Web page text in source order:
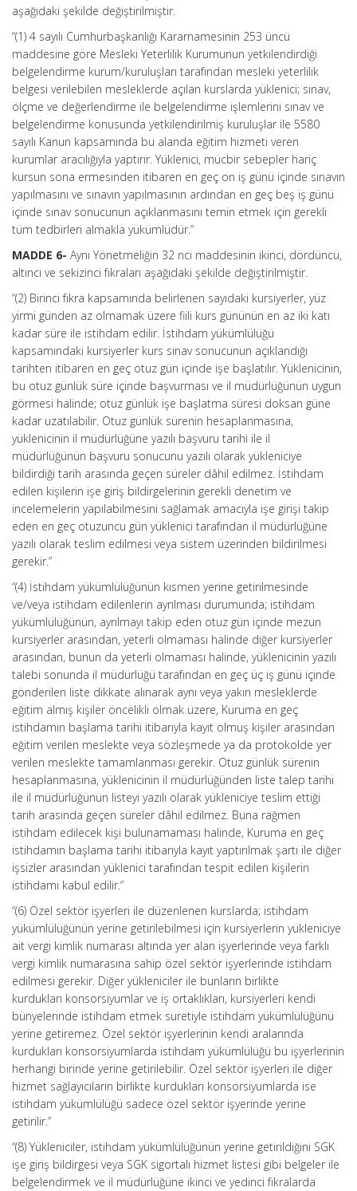
aşağıdaki şekilde değiştirilmiştir.
“(1) 4 sayılı Cumhurbaşkanlığı Kararnamesinin 253 üncü
maddesine göre Mesleki Yeterlilik Kurumunun yetkilendirdiği
belgelendirme kurum/kuruluşları tarafından mesleki yeterlilik
belgesi verilebilen mesleklerde açılan kurslarda yüklenici; sınav,
ölçme ve değerlendirme ile belgelendirme işlemlerini sınav ve
belgelendirme konusunda yetkilendirilmiş kuruluşlar ile 5580
sayılı Kanun kapsamında bu alanda eğitim hizmeti veren
kurumlar aracılığıyla yaptırır. Yüklenici, mücbir sebepler hariç
kursun sona ermesinden itibaren en geç on iş günü içinde sınavın
yapılmasını ve sınavın yapılmasının ardından en geç beş iş günü
içinde sınav sonucunun açıklanmasını temin etmek için gerekli
tüm tedbirleri almakla yükümlüdür.”
MADDE 6- Aynı Yönetmeliğin 32 nci maddesinin ikinci, dördüncü,
altıncı ve sekizinci fıkraları aşağıdaki şekilde değiştirilmiştir.
“(2) Birinci fıkra kapsamında belirlenen sayıdaki kursiyerler, yüz
yirmi günden az olmamak üzere fiili kurs gününün en az iki katı
kadar süre ile istihdam edilir. İstihdam yükümlülüğü
kapsamındaki kursiyerler kurs sınav sonucunun açıklandığı
tarihten itibaren en geç otuz gün içinde işe başlatılır. Yüklenicinin,
bu otuz günlük süre içinde başvurması ve il müdürlüğünün uygun
görmesi halinde; otuz günlük işe başlatma süresi doksan güne
kadar uzatılabilir. Otuz günlük sürenin hesaplanmasına,
yüklenicinin il müdürlüğüne yazılı başvuru tarihi ile il
müdürlüğünün başvuru sonucunu yazılı olarak yükleniciye
bildirdiği tarih arasında geçen süreler dâhil edilmez. İstihdam
edilen kişilerin işe giriş bildirgelerinin gerekli denetim ve
incelemelerin yapılabilmesini sağlamak amacıyla işe girişi takip
eden en geç otuzuncu gün yüklenici tarafından il müdürlüğüne
yazılı olarak teslim edilmesi veya sistem üzerinden bildirilmesi
gerekir.”
“(4) İstihdam yükümlülüğünün kısmen yerine getirilmesinde
ve/veya istihdam edilenlerin ayrılması durumunda; istihdam
yükümlülüğünün, ayrılmayı takip eden otuz gün içinde mezun
kursiyerler arasından, yeterli olmaması halinde diğer kursiyerler
arasından, bunun da yeterli olmaması halinde, yüklenicinin yazılı
talebi sonunda il müdürlüğü tarafından en geç üç iş günü içinde
gönderilen liste dikkate alınarak aynı veya yakın mesleklerde
eğitim almış kişiler öncelikli olmak üzere, Kuruma en geç
istihdamın başlama tarihi itibarıyla kayıt olmuş kişiler arasından
eğitim verilen meslekte veya sözleşmede ya da protokolde yer
verilen meslekte tamamlanması gerekir. Otuz günlük sürenin
hesaplanmasına, yüklenicinin il müdürlüğünden liste talep tarihi
ile il müdürlüğünün listeyi yazılı olarak yükleniciye teslim ettiği
tarih arasında geçen süreler dâhil edilmez. Buna rağmen
istihdam edilecek kişi bulunamaması halinde, Kuruma en geç
istihdamın başlama tarihi itibarıyla kayıt yaptırılmak şartı ile diğer
işsizler arasından yüklenici tarafından tespit edilen kişilerin
istihdamı kabul edilir.”
“(6) Özel sektör işyerleri ile düzenlenen kurslarda; istihdam
yükümlülüğünün yerine getirilebilmesi için kursiyerlerin yükleniciye
ait vergi kimlik numarası altında yer alan işyerlerinde veya farklı
vergi kimlik numarasına sahip özel sektör işyerlerinde istihdam
edilmesi gerekir. Diğer yükleniciler ile bunların birlikte
kurdukları konsorsiyumlar ve iş ortaklıkları, kursiyerleri kendi
bünyelerinde istihdam etmek suretiyle istihdam yükümlülüğünü
yerine getiremez. Özel sektör işyerlerinin kendi aralarında
kurdukları konsorsiyumlarda istihdam yükümlülüğü bu işyerlerinin
herhangi birinde yerine getirilebilir. Özel sektör işyerleri ile diğer
hizmet sağlayıcıların birlikte kurdukları konsorsiyumlarda ise
istihdam yükümlülüğü sadece özel sektör işyerinde yerine
getirilir.”
“(8) Yükleniciler, istihdam yükümlülüğünün yerine getirildiğini SGK
işe giriş bildirgesi veya SGK sigortalı hizmet listesi gibi belgeler ile
belgelendirmek ve il müdürlüğüne ikinci ve yedinci fıkralarda